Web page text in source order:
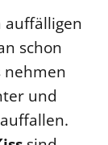
auffälligen
schon
nehmen
und